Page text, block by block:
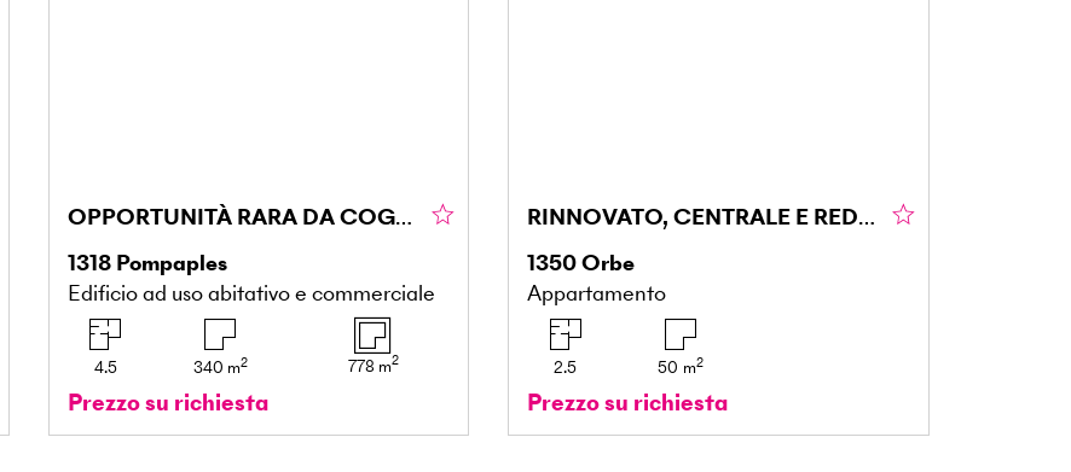
OPPORTUNITÀ RARA DA COGLIERE
1318 Pompaples
Edificio ad uso abitativo e commerciale
4.5 340 m2 778 m2
Prezzo su richiesta
RINNOVATO, CENTRALE E REDDITIZIO
1350Orbe
Appartamento
2.5 50 m2
Prezzo su richiesta